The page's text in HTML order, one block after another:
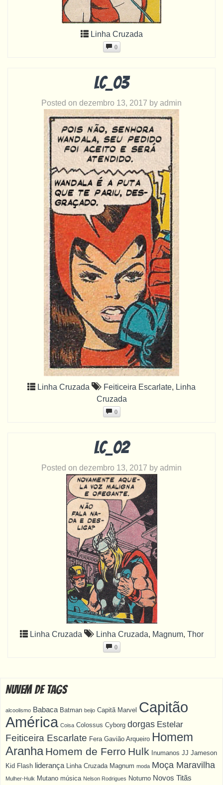
Linha Cruzada
0
LC_03
Posted on dezembro 13, 2017 by admin
Linha Cruzada Feiticeira Escarlate, Linha
Cruzada
0
LC_02
Posted on dezembro 13, 2017 by admin
Linha Cruzada Linha Cruzada, Magnum, Thor
0
Nuvem de Tags
alcoolismo Babaca Batman beijo Capitã Marvel Capitão
América Coisa Colossus Cyborg dorgas Estelar
Feiticeira Escarlate Fera Gavião Arqueiro Homem
Aranha Homem de Ferro Hulk Inumanos JJ Jameson
Kid Flash liderança Linha Cruzada Magnum moda Moça Maravilha
Mulher-Hulk Mutano música Nelson Rodrigues Noturno Novos Titãs